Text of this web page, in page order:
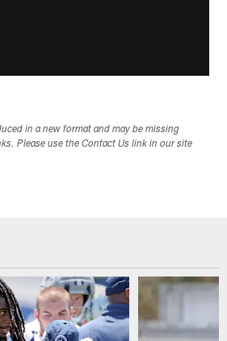
in a new format and may be missing
Please use the Contact Us link in our site